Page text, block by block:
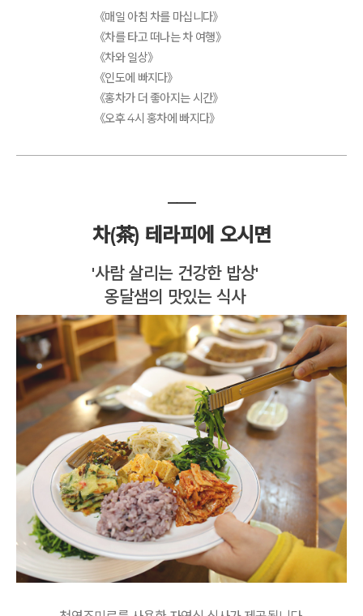
《매일 아침 차를 마십니다》
《차를 타고 떠나는 차 여행》
《차와 일상》
《인도에 빠지다》
《홍차가 더 좋아지는 시간》
《오후 4시 홍차에 빠지다》
차(茶) 테라피에 오시면
'사람 살리는 건강한 밥상'
옹달샘의 맛있는 식사